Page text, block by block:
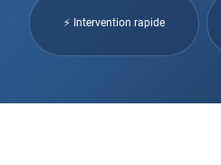
⚡ Intervention rapide